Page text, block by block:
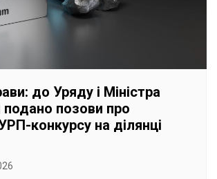
до Уряду і Міністра
подано позови про
конкурсу на ділянці